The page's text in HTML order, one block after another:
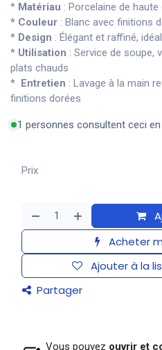
* Matériau : Porcelaine de haute
* Couleur : Blanc avec finitions
* Design : Élégant et raffiné,
* Utilisation : Service de soupe,
plats chauds
* Entretien : Lavage à la main
finitions dorées
1 personnes consultent ceci
Acheter
Ajouter à la
Partager
Prix
Vous pouvez ouvrir et